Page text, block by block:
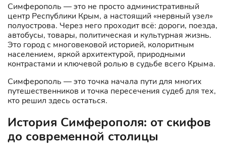
Симферополь — это не просто административный
центр Республики Крым, а настоящий «нервный узел»
полуострова. Через него проходит всё: дороги, поезда,
автобусы, товары, политическая и культурная жизнь.
Это город с многовековой историей, колоритным
населением, яркой архитектурой, природными
контрастами и ключевой ролью в судьбе всего Крыма.
Симферополь — это точка начала пути для многих
путешественников и точка пересечения судеб для тех,
кто решил здесь остаться.
История Симферополя: от скифов
до современной столицы